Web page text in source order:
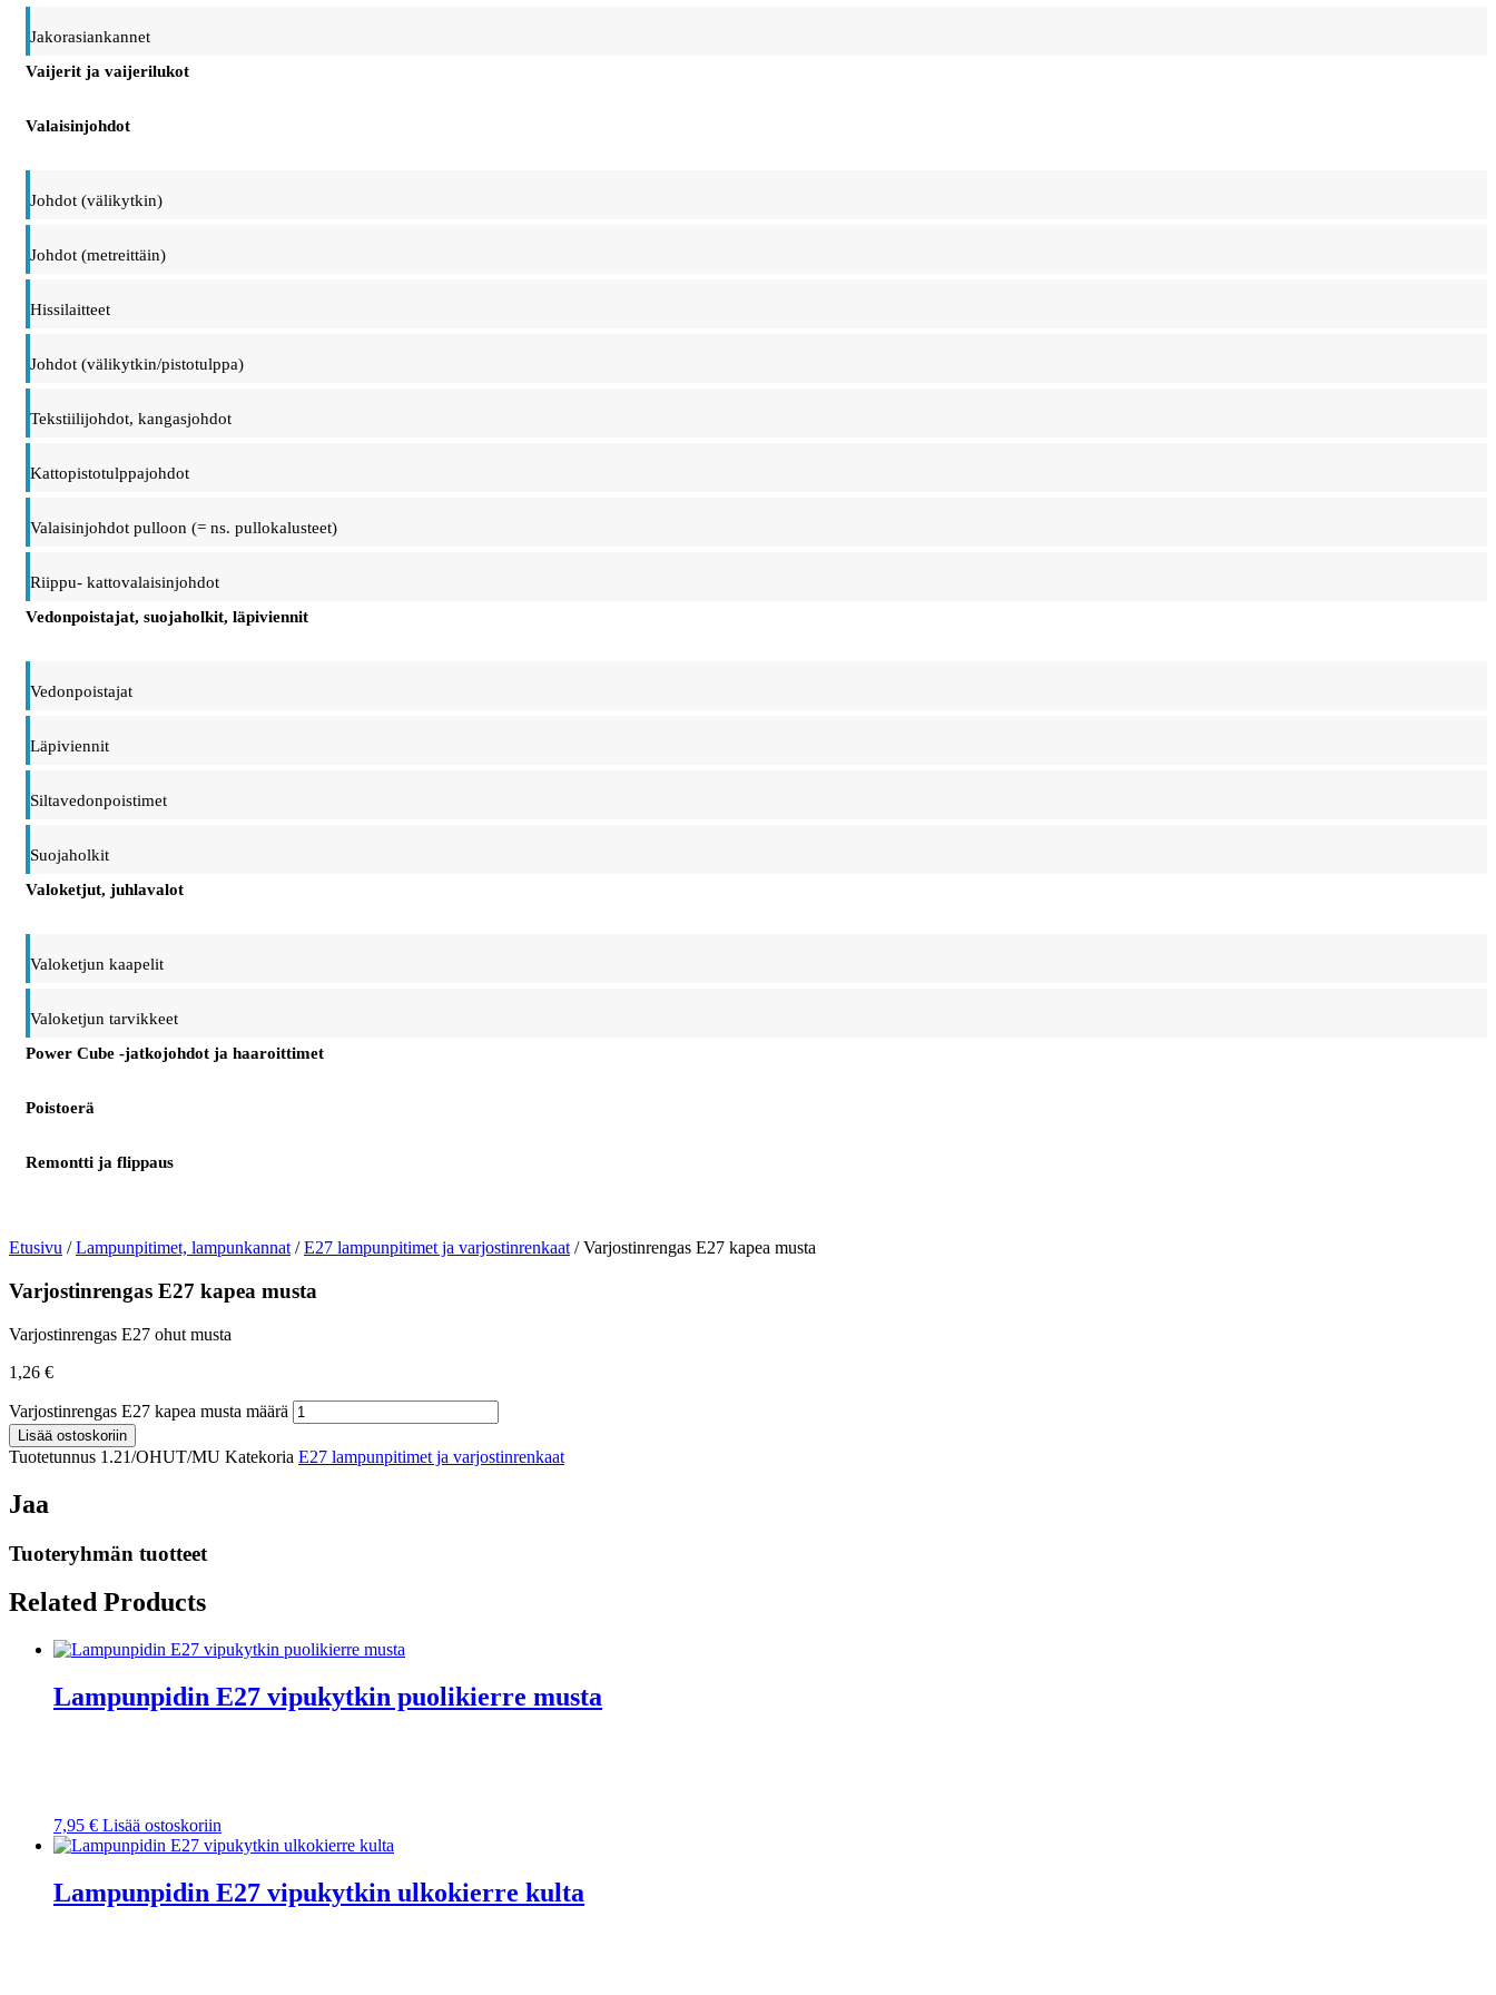
Jakorasiankannet
Vaijerit ja vaijerilukot
Valaisinjohdot
Johdot (välikytkin)
Johdot (metreittäin)
Hissilaitteet
Johdot (välikytkin/pistotulppa)
Tekstiilijohdot, kangasjohdot
Kattopistotulppajohdot
Valaisinjohdot pulloon (= ns. pullokalusteet)
Riippu- kattovalaisinjohdot
Vedonpoistajat, suojaholkit, läpiviennit
Vedonpoistajat
Läpiviennit
Siltavedonpoistimet
Suojaholkit
Valoketjut, juhlavalot
Valoketjun kaapelit
Valoketjun tarvikkeet
Power Cube -jatkojohdot ja haaroittimet
Poistoerä
Remontti ja flippaus
Etusivu /Lampunpitimet, lampunkannat /E27 lampunpitimet ja varjostinrenkaat / Varjostinrengas E27 kapea musta
Varjostinrengas E27 kapea musta
Varjostinrengas E27 ohut musta
1,26 €
Varjostinrengas E27 kapea musta määrä
Lisää ostoskoriin
Tuotetunnus 1.21/OHUT/MU Katekoria E27 lampunpitimet ja varjostinrenkaat
Jaa
Tuoteryhmän tuotteet
Related Products
Lampunpidin E27 vipukytkin puolikierre musta
7,95 € Lisää ostoskoriin
Lampunpidin E27 vipukytkin ulkokierre kulta